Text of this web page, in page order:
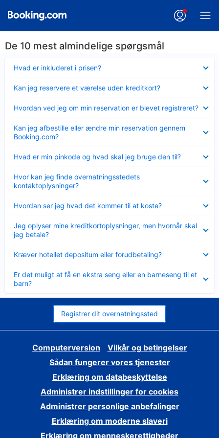
De 10 mest almindelige spørgsmål
Hvad er inkluderet i prisen?
Kan jeg reservere et værelse uden kreditkort?
Hvordan ved jeg om min reservation er blevet registreret?
Kan jeg afbestille eller ændre min reservation gennem
Booking.com?
Hvad er min pinkode og hvad skal jeg bruge den til?
Hvor kan jeg finde overnatningsstedets
kontaktoplysninger?
Hvordan ser jeg hvad det kommer til at koste?
Jeg oplyser mine kreditkortoplysninger, men hvornår skal
jeg betale?
Kræver hotellet depositum eller forudbetaling?
Er det muligt at få en ekstra seng eller en barneseng til et
barn?
Registrer dit overnatningssted
Computerversion
Vilkår og betingelser
Sådan fungerer vores tjenester
Erklæring om databeskyttelse
Administrer indstillinger for cookies
Administrer personlige anbefalinger
Erklæring om moderne slaveri
Erklæring om menneskerettigheder